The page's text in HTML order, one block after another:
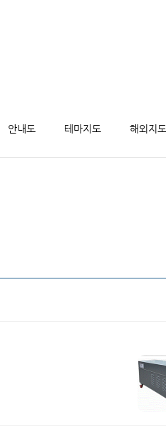
안내도 테마지도 해외지도